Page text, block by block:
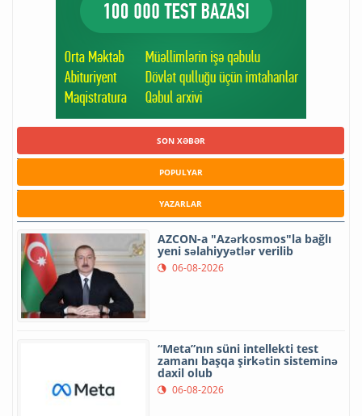
SON XƏBƏR
POPULYAR
YAZARLAR
AZCON-a "Azərkosmos"la bağlı
yeni səlahiyyətlər verilib
06-08-2026
“Meta”nın süni intellekti test
zamanı başqa şirkətin sisteminə
daxil olub
06-08-2026